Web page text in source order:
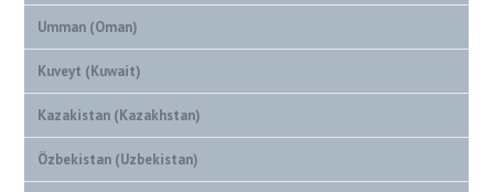
Umman (Oman)
Kuveyt (Kuwait)
Kazakistan (Kazakhstan)
Özbekistan (Uzbekistan)